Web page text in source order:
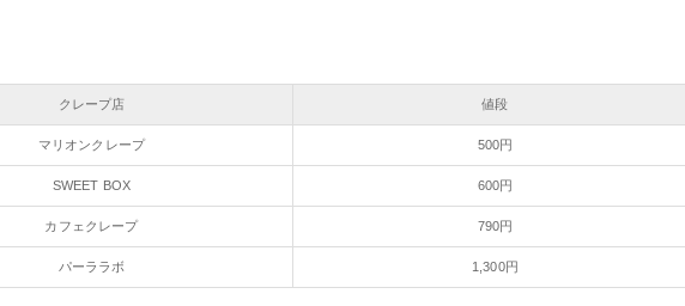
クレープ店 値段
マリオンクレープ 500円
SWEET BOX 600円
カフェクレープ 790円
パーララボ 1,300円